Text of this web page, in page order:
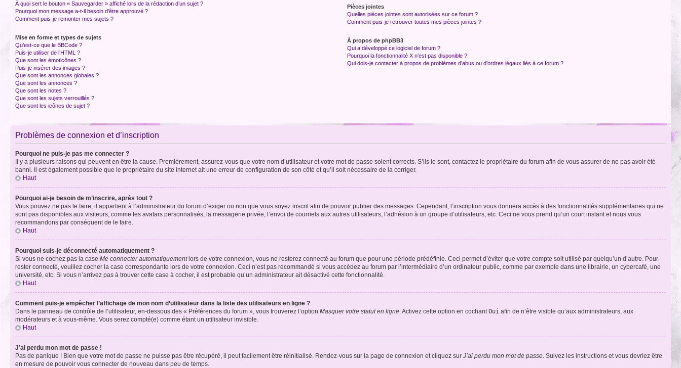
À quoi sert le bouton « Sauvegarder » affiché lors de la rédaction d’un sujet ?
Pourquoi mon message a-t-il besoin d’être approuvé ?
Comment puis-je remonter mes sujets ?
Mise en forme et types de sujets
Qu’est-ce que le BBCode ?
Puis-je utiliser de l’HTML ?
Que sont les émoticônes ?
Puis-je insérer des images ?
Que sont les annonces globales ?
Que sont les annonces ?
Que sont les notes ?
Que sont les sujets verrouillés ?
Que sont les icônes de sujet ?
Pièces jointes
Quelles pièces jointes sont autorisées sur ce forum ?
Comment puis-je retrouver toutes mes pièces jointes ?
À propos de phpBB3
Qui a développé ce logiciel de forum ?
Pourquoi la fonctionnalité X n’est pas disponible ?
Qui dois-je contacter à propos de problèmes d’abus ou d’ordres légaux liés à ce forum ?
Problèmes de connexion et d’inscription
Pourquoi ne puis-je pas me connecter ?
Il y a plusieurs raisons qui peuvent en être la cause. Premièrement, assurez-vous que votre nom d’utilisateur et votre mot de passe soient corrects. S’ils le sont, contactez le propriétaire du forum afin de vous assurer de ne pas avoir été
banni. Il est également possible que le propriétaire du site internet ait une erreur de configuration de son côté et qu’il soit nécessaire de la corriger.
Haut
Pourquoi ai-je besoin de m’inscrire, après tout ?
Vous pouvez ne pas le faire, il appartient à l’administrateur du forum d’exiger ou non que vous soyez inscrit afin de pouvoir publier des messages. Cependant, l’inscription vous donnera accès à des fonctionnalités supplémentaires qui ne
sont pas disponibles aux visiteurs, comme les avatars personnalisés, la messagerie privée, l’envoi de courriels aux autres utilisateurs, l’adhésion à un groupe d’utilisateurs, etc. Ceci ne vous prend qu’un court instant et nous vous
recommandons par conséquent de le faire.
Haut
Pourquoi suis-je déconnecté automatiquement ?
Si vous ne cochez pas la case Me connecter automatiquementlors de votre connexion, vous ne resterez connecté au forum que pour une période prédéfinie. Ceci permet d’éviter que votre compte soit utilisé par quelqu’un d’autre. Pour
rester connecté, veuillez cocher la case correspondante lors de votre connexion. Ceci n’est pas recommandé si vous accédez au forum par l’intermédiaire d’un ordinateur public, comme par exemple dans une librairie, un cybercafé, une
université, etc. Si vous n’arrivez pas à trouver cette case à cocher, il est probable qu’un administrateur ait désactivé cette fonctionnalité.
Haut
Comment puis-je empêcher l’affichage de mon nom d’utilisateur dans la liste des utilisateurs en ligne ?
Dans le panneau de contrôle de l’utilisateur, en-dessous des « Préférences du forum », vous trouverez l’option Masquer votre statut en ligne. Activez cette option en cochantOui afin de n’être visible qu’aux administrateurs, aux
modérateurs et à vous-même. Vous serez compté(e) comme étant un utilisateur invisible.
Haut
J’ai perdu mon mot de passe !
Pas de panique ! Bien que votre mot de passe ne puisse pas être récupéré, il peut facilement être réinitialisé. Rendez-vous sur la page de connexion et cliquez sur J’ai perdu mon mot de passe. Suivez les instructions et vous devriez être
en mesure de pouvoir vous connecter de nouveau dans peu de temps.